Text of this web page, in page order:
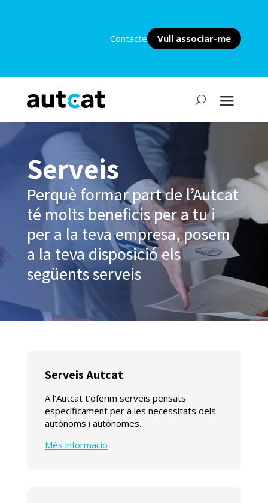
Contacte Vull associar-me
Serveis
Perquè formar part de l’Autcat
té molts beneficis per a tu i
per a la teva empresa, posem
a la teva disposició els
següents serveis
Serveis Autcat
A l’Autcat t’oferim serveis pensats
específicament per a les necessitats dels
autònoms i autònomes.
Més informació